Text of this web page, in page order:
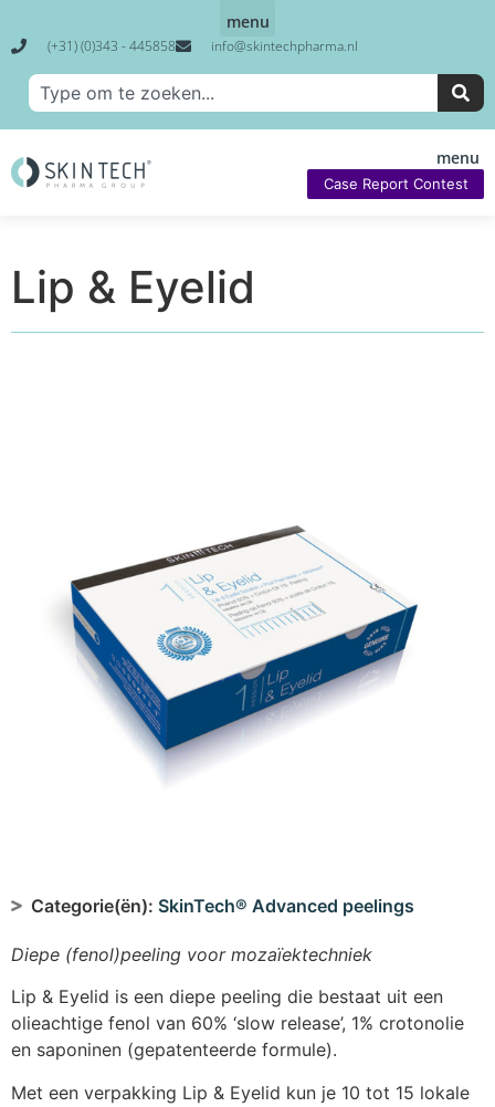
(+31) (0)343 - 445858 info@skintechpharma.nl
Case Report Contest
Lip & Eyelid
Categorie(ën): SkinTech® Advanced peelings
Diepe (fenol)peeling voor mozaïektechniek
Lip & Eyelid is een diepe peeling die bestaat uit een
olieachtige fenol van 60% ‘slow release’, 1% crotonolie
en saponinen (gepatenteerde formule).
Met een verpakking Lip & Eyelid kun je 10 tot 15 lokale